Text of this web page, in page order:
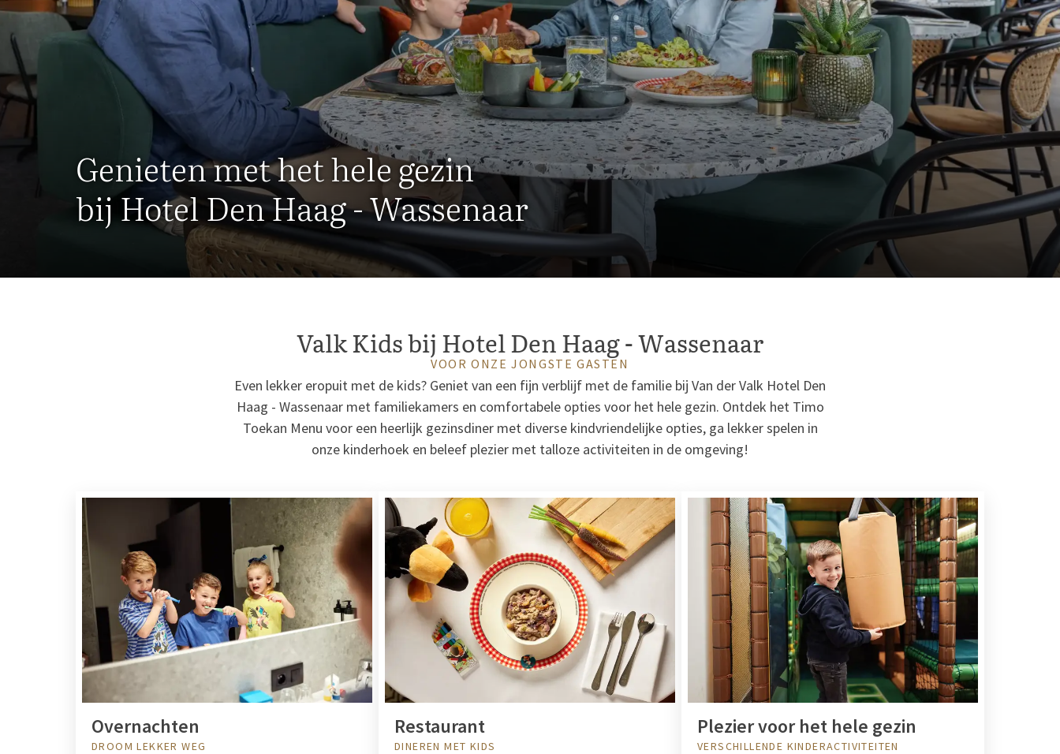
Genieten met het hele gezin
bij Hotel Den Haag - Wassenaar
Valk Kids bij Hotel Den Haag - Wassenaar
VOOR ONZE JONGSTE GASTEN
Even lekker eropuit met de kids? Geniet van een fijn verblijf met de familie bij Van der Valk Hotel Den
Haag - Wassenaar met familiekamers en comfortabele opties voor het hele gezin. Ontdek het Timo
Toekan Menu voor een heerlijk gezinsdiner met diverse kindvriendelijke opties, ga lekker spelen in
onze kinderhoek en beleef plezier met talloze activiteiten in de omgeving!
Overnachten
DROOM LEKKER WEG
Restaurant
DINEREN MET KIDS
Plezier voor het hele gezin
VERSCHILLENDE KINDERACTIVITEITEN